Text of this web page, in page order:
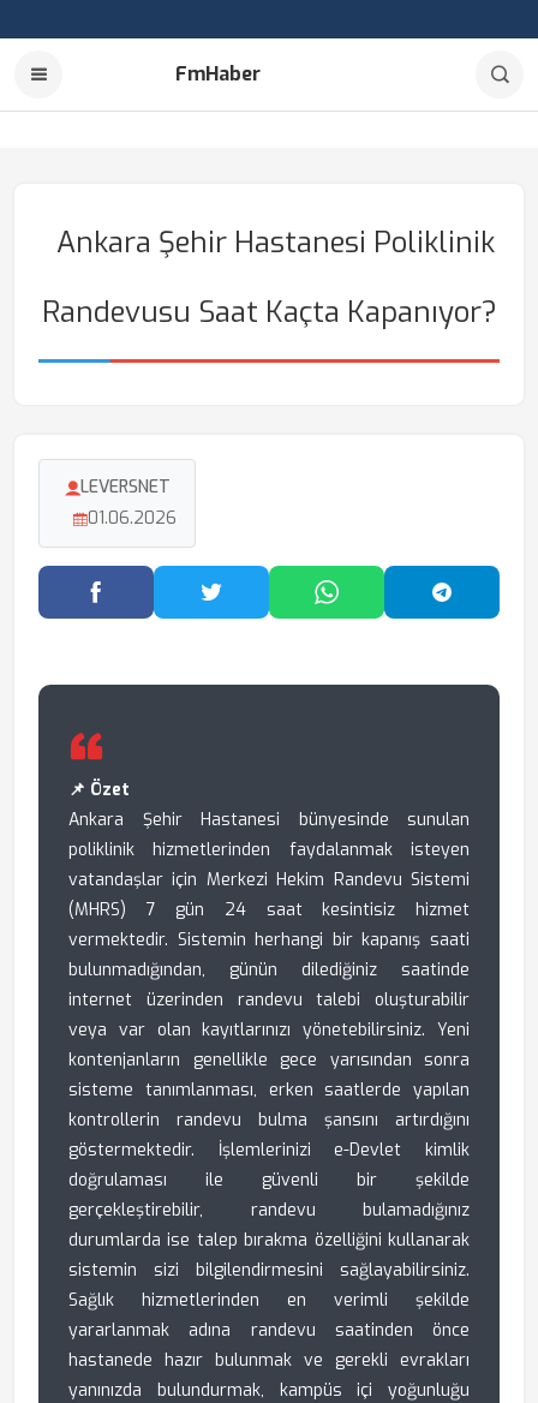
FmHaber
Ankara Şehir Hastanesi Poliklinik
Randevusu Saat Kaçta Kapanıyor?
LEVERSNET
01.06.2026
Facebook'ta PaylaşTwitter'da PaylaşWhatsApp'ta Paylaş
📌 Özet
Ankara Şehir Hastanesi bünyesinde sunulan
poliklinik hizmetlerinden faydalanmak isteyen
vatandaşlar için Merkezi Hekim Randevu Sistemi
(MHRS) 7 gün 24 saat kesintisiz hizmet
vermektedir. Sistemin herhangi bir kapanış saati
bulunmadığından, günün dilediğiniz saatinde
internet üzerinden randevu talebi oluşturabilir
veya var olan kayıtlarınızı yönetebilirsiniz. Yeni
kontenjanların genellikle gece yarısından sonra
sisteme tanımlanması, erken saatlerde yapılan
kontrollerin randevu bulma şansını artırdığını
göstermektedir. İşlemlerinizi e-Devlet kimlik
doğrulaması ile güvenli bir şekilde
gerçekleştirebilir, randevu bulamadığınız
durumlarda ise talep bırakma özelliğini kullanarak
sistemin sizi bilgilendirmesini sağlayabilirsiniz.
Sağlık hizmetlerinden en verimli şekilde
yararlanmak adına randevu saatinden önce
hastanede hazır bulunmak ve gerekli evrakları
yanınızda bulundurmak, kampüs içi yoğunluğu